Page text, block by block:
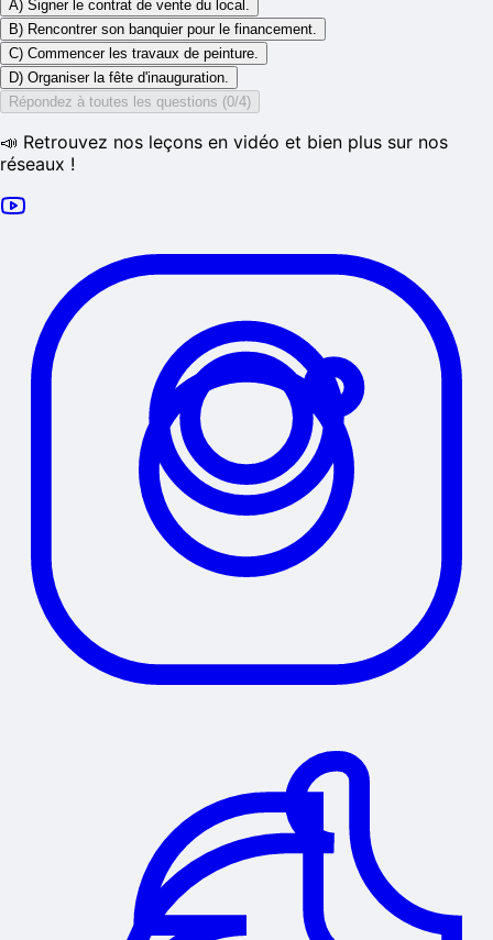
A) Signer le contrat de vente du local.
B) Rencontrer son banquier pour le financement.
C) Commencer les travaux de peinture.
D) Organiser la fête d'inauguration.
Répondez à toutes les questions (0/4)
📣 Retrouvez nos leçons en vidéo et bien plus sur nos
réseaux !